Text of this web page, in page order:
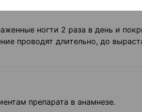
2-6 недель.
ногти 2 раза в день и
проводят длительно, до
препарата в анамнезе.